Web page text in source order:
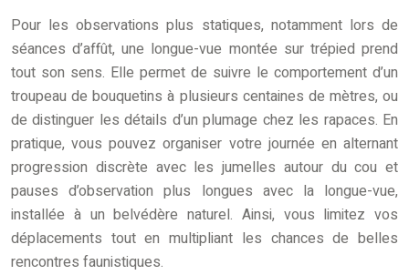
Pour les observations plus statiques, notamment lors de
séances d’affût, une longue-vue montée sur trépied prend
tout son sens. Elle permet de suivre le comportement d’un
troupeau de bouquetins à plusieurs centaines de mètres, ou
de distinguer les détails d’un plumage chez les rapaces. En
pratique, vous pouvez organiser votre journée en alternant
progression discrète avec les jumelles autour du cou et
pauses d’observation plus longues avec la longue-vue,
installée à un belvédère naturel. Ainsi, vous limitez vos
déplacements tout en multipliant les chances de belles
rencontres faunistiques.